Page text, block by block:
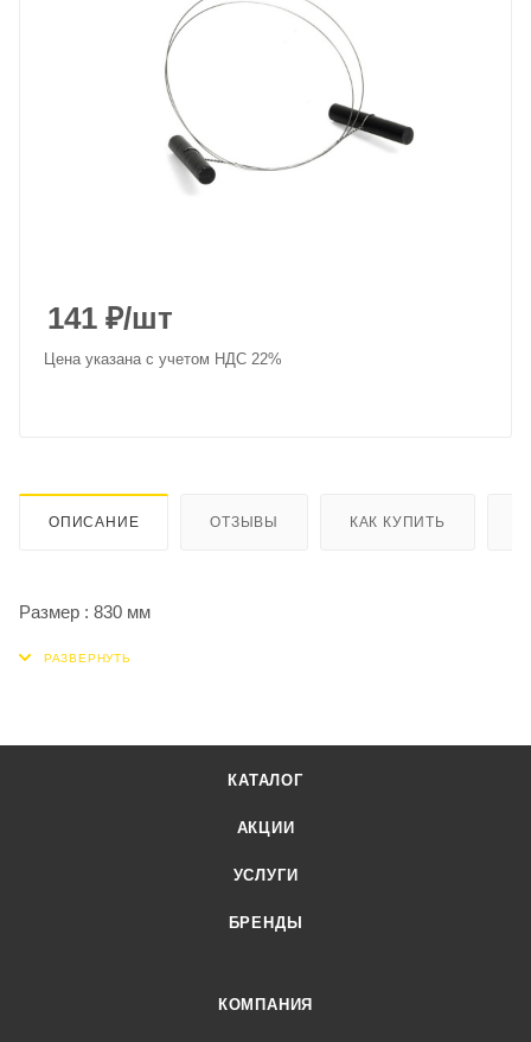
141 ₽/шт
Цена указана с учетом НДС 22%
ОПИСАНИЕ ОТЗЫВЫ КАК КУПИТЬ
Размер : 830 мм
КАТАЛОГ
АКЦИИ
УСЛУГИ
БРЕНДЫ
КОМПАНИЯ